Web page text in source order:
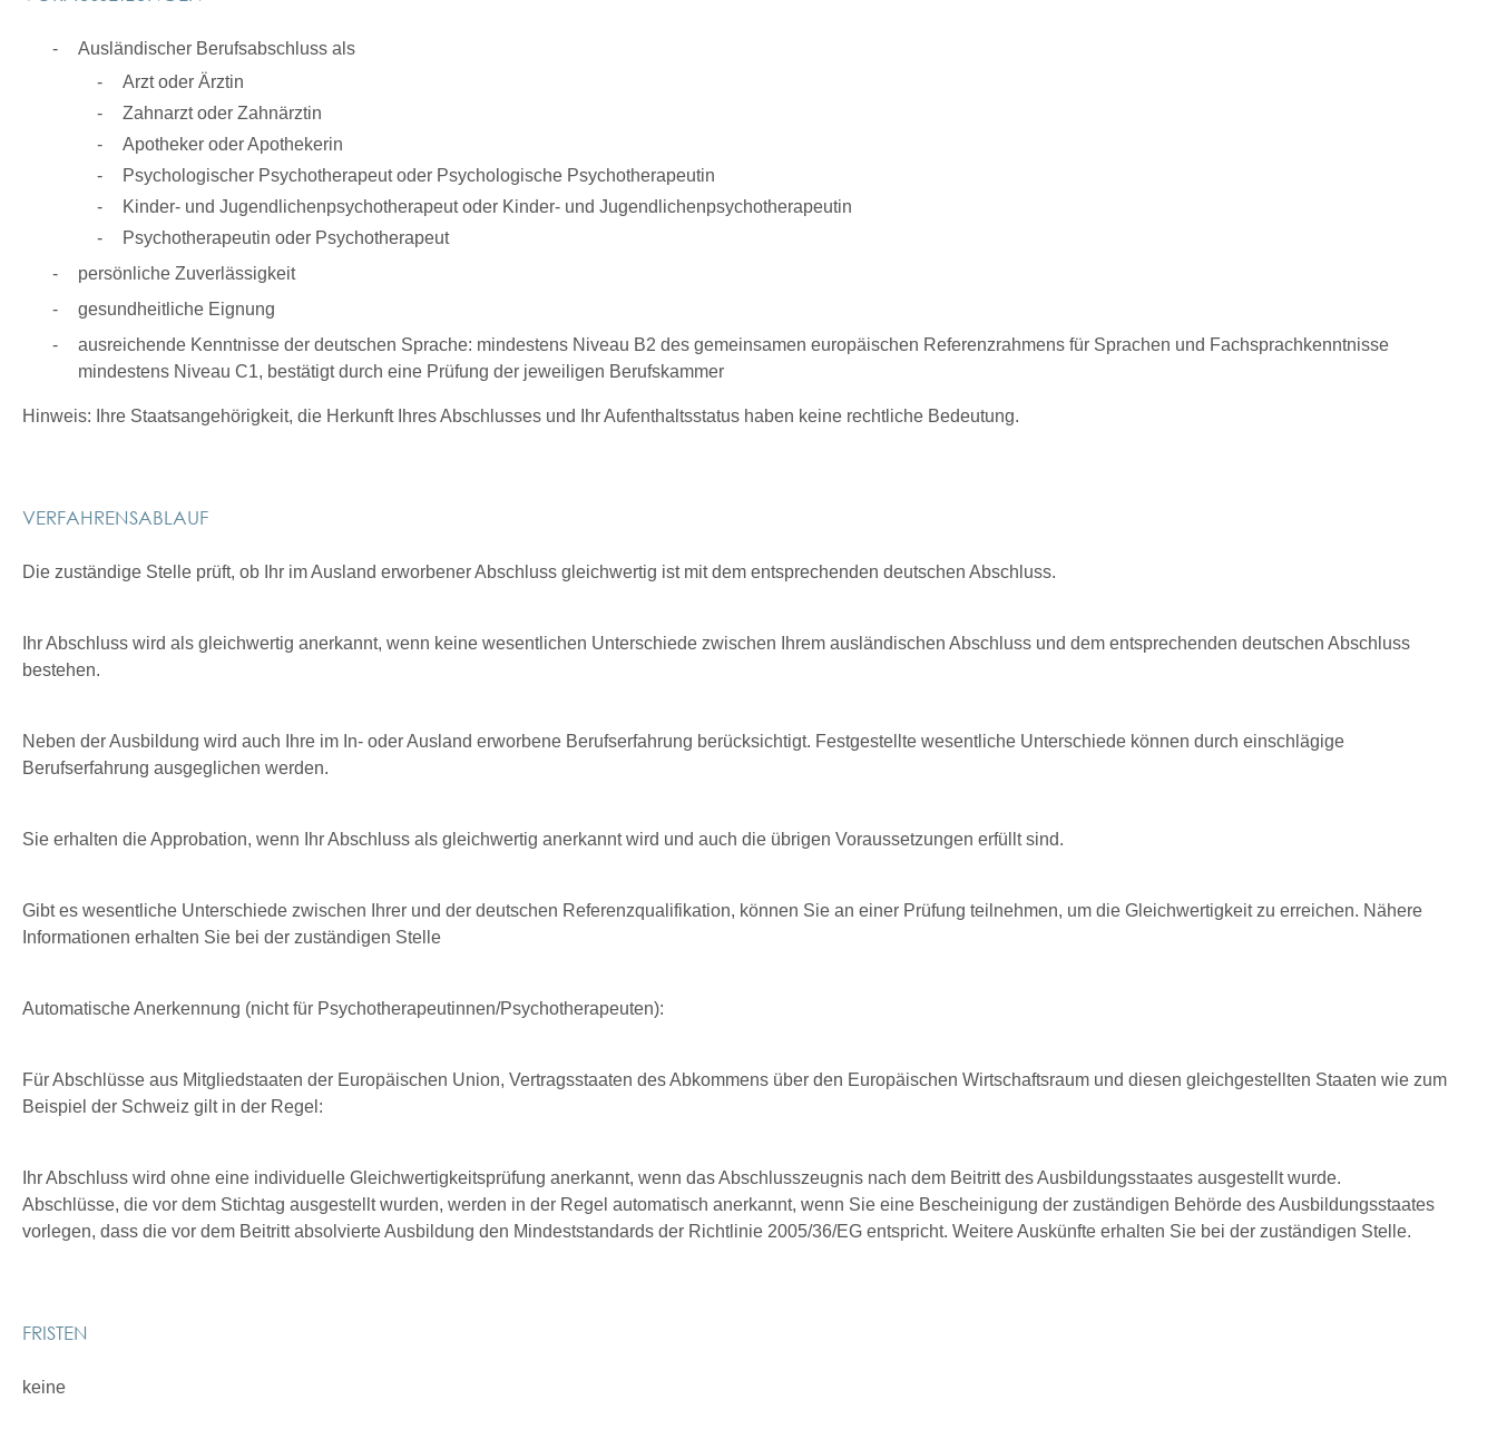
Ausländischer Berufsabschluss als
Arzt oder Ärztin
Zahnarzt oder Zahnärztin
Apotheker oder Apothekerin
Psychologischer Psychotherapeut oder Psychologische Psychotherapeutin
Kinder- und Jugendlichenpsychotherapeut oder Kinder- und Jugendlichenpsychotherapeutin
Psychotherapeutin oder Psychotherapeut
persönliche Zuverlässigkeit
gesundheitliche Eignung
ausreichende Kenntnisse der deutschen Sprache: mindestens Niveau B2 des gemeinsamen europäischen Referenzrahmens für Sprachen und Fachsprachkenntnisse
mindestens Niveau C1, bestätigt durch eine Prüfung der jeweiligen Berufskammer
Hinweis: Ihre Staatsangehörigkeit, die Herkunft Ihres Abschlusses und Ihr Aufenthaltsstatus haben keine rechtliche Bedeutung.
VERFAHRENSABLAUF
Die zuständige Stelle prüft, ob Ihr im Ausland erworbener Abschluss gleichwertig ist mit dem entsprechenden deutschen Abschluss.
Ihr Abschluss wird als gleichwertig anerkannt, wenn keine wesentlichen Unterschiede zwischen Ihrem ausländischen Abschluss und dem entsprechenden deutschen Abschluss
bestehen.
Neben der Ausbildung wird auch Ihre im In- oder Ausland erworbene Berufserfahrung berücksichtigt. Festgestellte wesentliche Unterschiede können durch einschlägige
Berufserfahrung ausgeglichen werden.
Sie erhalten die Approbation, wenn Ihr Abschluss als gleichwertig anerkannt wird und auch die übrigen Voraussetzungen erfüllt sind.
Gibt es wesentliche Unterschiede zwischen Ihrer und der deutschen Referenzqualifikation, können Sie an einer Prüfung teilnehmen, um die Gleichwertigkeit zu erreichen. Nähere
Informationen erhalten Sie bei der zuständigen Stelle
Automatische Anerkennung (nicht für Psychotherapeutinnen/Psychotherapeuten):
Für Abschlüsse aus Mitgliedstaaten der Europäischen Union, Vertragsstaaten des Abkommens über den Europäischen Wirtschaftsraum und diesen gleichgestellten Staaten wie zum
Beispiel der Schweiz gilt in der Regel:
Ihr Abschluss wird ohne eine individuelle Gleichwertigkeitsprüfung anerkannt, wenn das Abschlusszeugnis nach dem Beitritt des Ausbildungsstaates ausgestellt wurde.
Abschlüsse, die vor dem Stichtag ausgestellt wurden, werden in der Regel automatisch anerkannt, wenn Sie eine Bescheinigung der zuständigen Behörde des Ausbildungsstaates
vorlegen, dass die vor dem Beitritt absolvierte Ausbildung den Mindeststandards der Richtlinie 2005/36/EG entspricht. Weitere Auskünfte erhalten Sie bei der zuständigen Stelle.
FRISTEN
keine